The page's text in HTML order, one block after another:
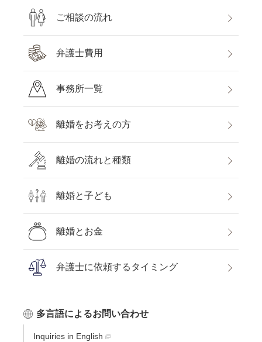
ご相談の流れ
弁護士費用
事務所一覧
離婚をお考えの方
離婚の流れと種類
離婚と子ども
離婚とお金
弁護士に依頼するタイミング
多言語によるお問い合わせ
Inquiries in English